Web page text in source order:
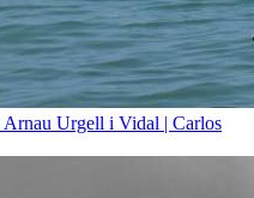
Arnau Urgell i Vidal | Carlos